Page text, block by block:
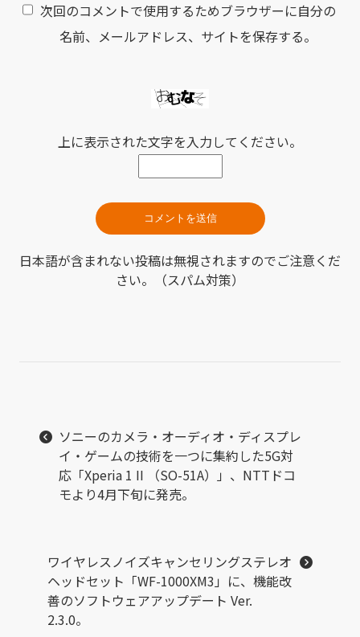
次回のコメントで使用するためブラウザーに自分の
名前、メールアドレス、サイトを保存する。
上に表示された文字を入力してください。
日本語が含まれない投稿は無視されますのでご注意くだ
さい。（スパム対策）
ソニーのカメラ・オーディオ・ディスプレ
イ・ゲームの技術を一つに集約した5G対
応「Xperia 1 II （SO-51A）」、NTTドコ
モより4月下旬に発売。
ワイヤレスノイズキャンセリングステレオ
ヘッドセット「WF-1000XM3」に、機能改
善のソフトウェアアップデート Ver.
2.3.0。